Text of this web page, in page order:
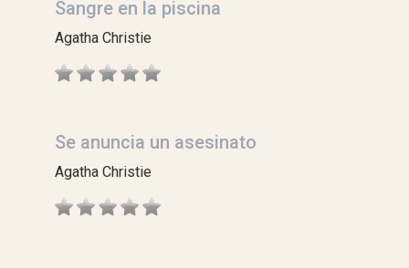
Sangre en la piscina
Agatha Christie
Se anuncia un asesinato
Agatha Christie